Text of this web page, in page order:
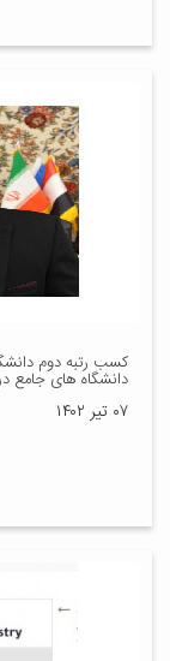
کسب رتبه دوم
دانشگاه های جامع در
۰۷ تیر ۱۴۰۲